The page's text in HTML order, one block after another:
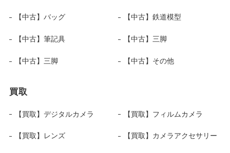
【中古】バッグ 【中古】鉄道模型
【中古】筆記具 【中古】三脚
【中古】三脚 【中古】その他
買取
【買取】デジタルカメラ 【買取】フィルムカメラ
【買取】レンズ 【買取】カメラアクセサリー